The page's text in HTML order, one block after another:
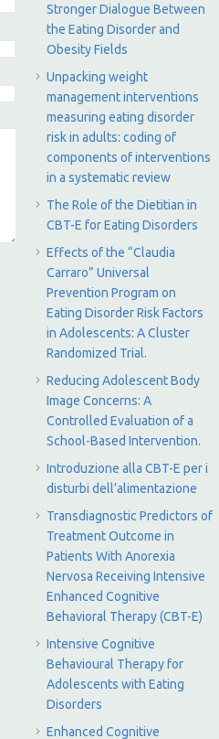
Stronger Dialogue Between
the Eating Disorder and
Obesity Fields
Unpacking weight
management interventions
measuring eating disorder
risk in adults: coding of
components of interventions
in a systematic review
The Role of the Dietitian in
CBT-E for Eating Disorders
Effects of the “Claudia
Carraro” Universal
Prevention Program on
Eating Disorder Risk Factors
in Adolescents: A Cluster
Randomized Trial.
Reducing Adolescent Body
Image Concerns: A
Controlled Evaluation of a
School-Based Intervention.
Introduzione alla CBT-E per i
disturbi dell’alimentazione
Transdiagnostic Predictors of
Treatment Outcome in
Patients With Anorexia
Nervosa Receiving Intensive
Enhanced Cognitive
Behavioral Therapy (CBT-E)
Intensive Cognitive
Behavioural Therapy for
Adolescents with Eating
Disorders
Enhanced Cognitive